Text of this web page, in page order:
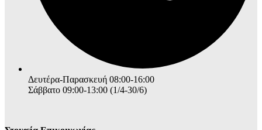
Δευτέρα-Παρασκευή 08:00-16:00
Σάββατο 09:00-13:00 (1/4-30/6)